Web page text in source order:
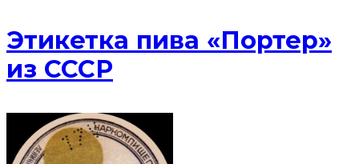
Этикетка пива «Портер»
из СССР